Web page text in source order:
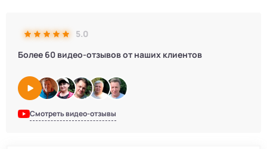
5.0
Более 60 видео-отзывов от наших клиентов
Смотреть видео-отзывы